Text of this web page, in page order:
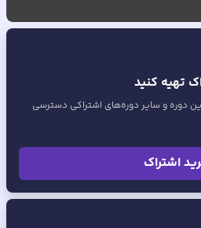
تهیه کنید
دوره و سایر دوره‌های اشتراکی دسترسی
اشتراک